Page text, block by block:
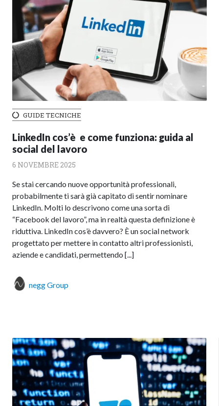
GUIDE TECNICHE
LinkedIn cos’è e come funziona: guida al
social del lavoro
6 NOVEMBRE 2025
Se stai cercando nuove opportunità professionali,
probabilmente ti sarà già capitato di sentir nominare
LinkedIn. Molti lo descrivono come una sorta di
“Facebook del lavoro”, ma in realtà questa definizione è
riduttiva. LinkedIn cos’è davvero? È un social network
progettato per mettere in contatto altri professionisti,
aziende e candidati, permettendo [...]
negg Group